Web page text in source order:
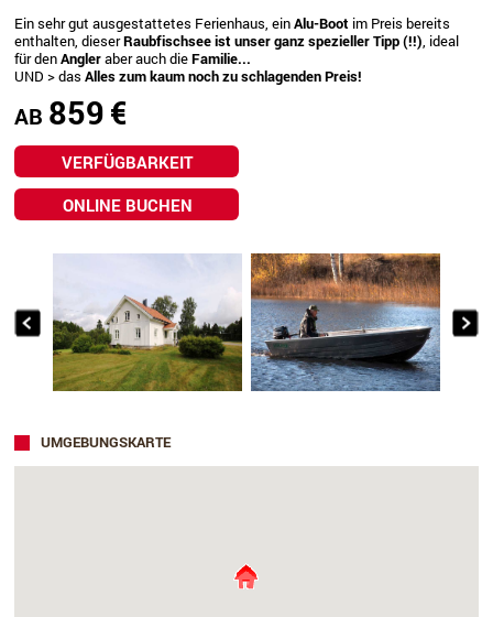
Ein sehr gut ausgestattetes Ferienhaus, einAlu-Boot im Preis bereits
enthalten, dieserRaubfischsee ist unser ganz spezieller Tipp (!!), ideal
für denAngleraber auch dieFamilie...
UND > dasAlles zum kaum noch zu schlagenden Preis!
AB 859€
VERFÜGBARKEIT
ONLINE BUCHEN
UMGEBUNGSKARTE